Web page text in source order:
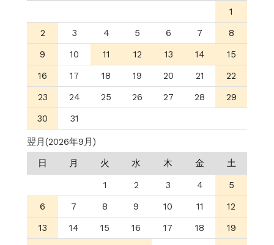
1
2
3 4 5 6 7
8
9
10 11 12 13 14
15
16
17 18 19 20 21
22
23
24 25 26 27 28
29
30
31
翌月(2026年9月)
日
月 火 水 木 金
土
1
2 3 4
5
6
7 8 9 10 11
12
13
14 15 16 17 18
19